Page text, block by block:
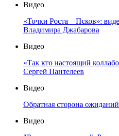
Видео
«Точки Роста – Псков»:
Владимира Джабарова
Видео
«Так кто настоящий
Сергей Пантелеев
Видео
Обратная сторона
Видео